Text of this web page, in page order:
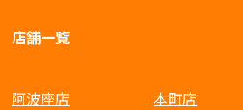
店舗一覧
阿波座店
本町店